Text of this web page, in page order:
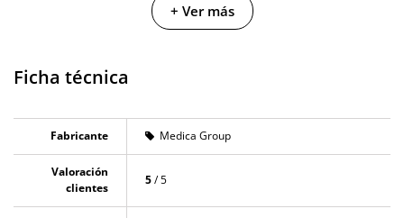
para un efecto refrescante activo.
Karitéy aceite de almendras.
Segura para usar con
+ Ver más
Ficha técnica
Fabricante Medica Group
Valoración
clientes
5/ 5